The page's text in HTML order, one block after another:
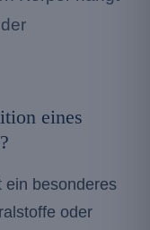
eines
ein besonderes
oder